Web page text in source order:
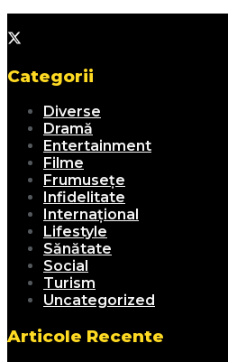
Categorii
Diverse
Dramă
Entertainment
Filme
Frumusețe
Infidelitate
Internațional
Lifestyle
Sănătate
Social
Turism
Uncategorized
Articole Recente